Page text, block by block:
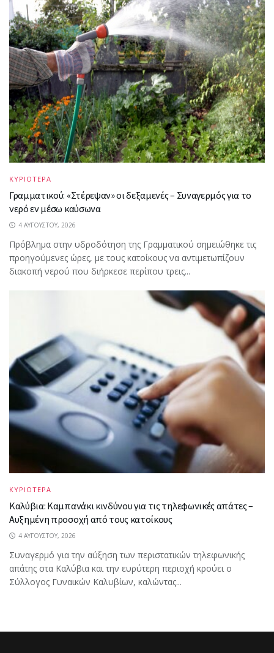
ΚΥΡΙΟΤΕΡΑ
Γραμματικού: «Στέρεψαν» οι δεξαμενές – Συναγερμός για το
νερό εν μέσω καύσωνα
4 ΑΥΓΟΎΣΤΟΥ, 2026
Πρόβλημα στην υδροδότηση της Γραμματικού σημειώθηκε τις
προηγούμενες ώρες, με τους κατοίκους να αντιμετωπίζουν
διακοπή νερού που διήρκεσε περίπου τρεις...
ΚΥΡΙΟΤΕΡΑ
Καλύβια: Καμπανάκι κινδύνου για τις τηλεφωνικές απάτες –
Αυξημένη προσοχή από τους κατοίκους
4 ΑΥΓΟΎΣΤΟΥ, 2026
Συναγερμό για την αύξηση των περιστατικών τηλεφωνικής
απάτης στα Καλύβια και την ευρύτερη περιοχή κρούει ο
Σύλλογος Γυναικών Καλυβίων, καλώντας...